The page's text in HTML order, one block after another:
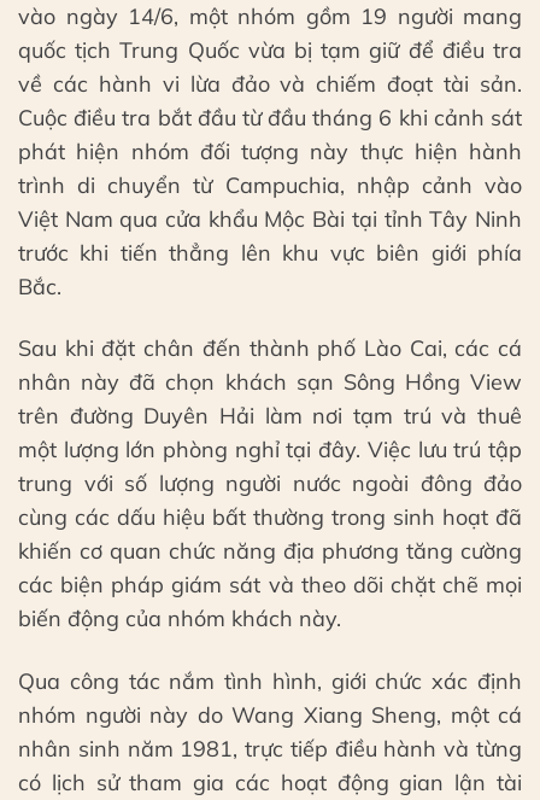
vào ngày 14/6, một nhóm gồm 19 người mang
quốc tịch Trung Quốc vừa bị tạm giữ để điều tra
về các hành vi lừa đảo và chiếm đoạt tài sản.
Cuộc điều tra bắt đầu từ đầu tháng 6 khi cảnh sát
phát hiện nhóm đối tượng này thực hiện hành
trình di chuyển từ Campuchia, nhập cảnh vào
Việt Nam qua cửa khẩu Mộc Bài tại tỉnh Tây Ninh
trước khi tiến thẳng lên khu vực biên giới phía
Bắc.
Sau khi đặt chân đến thành phố Lào Cai, các cá
nhân này đã chọn khách sạn Sông Hồng View
trên đường Duyên Hải làm nơi tạm trú và thuê
một lượng lớn phòng nghỉ tại đây. Việc lưu trú tập
trung với số lượng người nước ngoài đông đảo
cùng các dấu hiệu bất thường trong sinh hoạt đã
khiến cơ quan chức năng địa phương tăng cường
các biện pháp giám sát và theo dõi chặt chẽ mọi
biến động của nhóm khách này.
Qua công tác nắm tình hình, giới chức xác định
nhóm người này do Wang Xiang Sheng, một cá
nhân sinh năm 1981, trực tiếp điều hành và từng
có lịch sử tham gia các hoạt động gian lận tài